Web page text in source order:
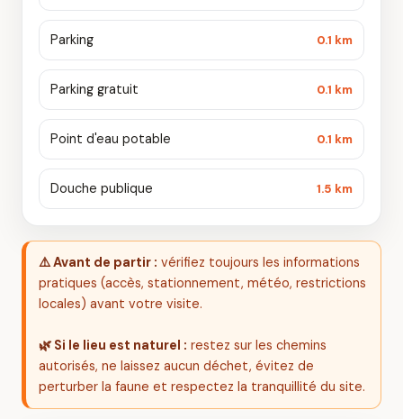
Parking 0.1 km
Parking gratuit 0.1 km
Point d'eau potable 0.1 km
Douche publique 1.5 km
⚠️ Avant de partir : vérifiez toujours les informations
pratiques (accès, stationnement, météo, restrictions
locales) avant votre visite.
🌿 Si le lieu est naturel : restez sur les chemins
autorisés, ne laissez aucun déchet, évitez de
perturber la faune et respectez la tranquillité du site.